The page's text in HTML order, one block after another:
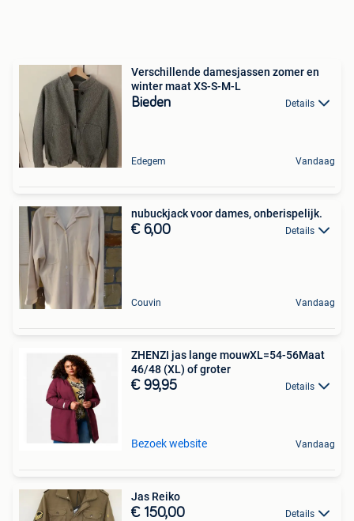
Verschillende damesjassen zomer en
winter maat XS-S-M-L
Bieden Details
Edegem Vandaag
nubuckjack voor dames, onberispelijk.
€ 6,00 Details
Couvin Vandaag
ZHENZI jas lange mouwXL=54-56Maat
46/48 (XL) of groter
€ 99,95 Details
Bezoek website Vandaag
Jas Reiko
€ 150,00 Details